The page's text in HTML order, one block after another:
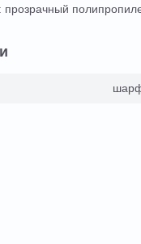
прозрачный